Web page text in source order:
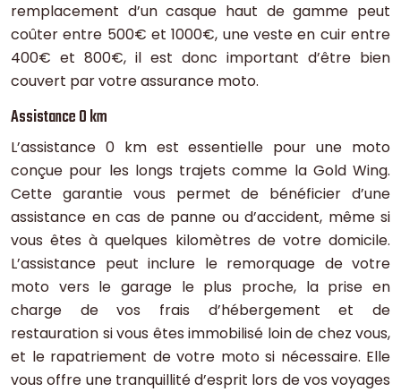
remplacement d’un casque haut de gamme peut
coûter entre 500€ et 1000€, une veste en cuir entre
400€ et 800€, il est donc important d’être bien
couvert par votre assurance moto.
Assistance 0 km
L’assistance 0 km est essentielle pour une moto
conçue pour les longs trajets comme la Gold Wing.
Cette garantie vous permet de bénéficier d’une
assistance en cas de panne ou d’accident, même si
vous êtes à quelques kilomètres de votre domicile.
L’assistance peut inclure le remorquage de votre
moto vers le garage le plus proche, la prise en
charge de vos frais d’hébergement et de
restauration si vous êtes immobilisé loin de chez vous,
et le rapatriement de votre moto si nécessaire. Elle
vous offre une tranquillité d’esprit lors de vos voyages